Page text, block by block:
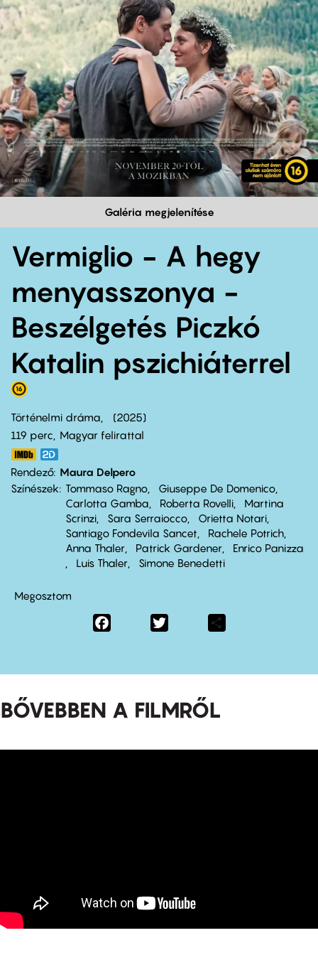
Galéria megjelenítése
Vermiglio - A hegy
menyasszonya -
Beszélgetés Piczkó
Katalin pszichiáterrel
Történelmi dráma
2025
119 perc,
Magyar felirattal
Rendező Maura Delpero
Színészek
Tommaso Ragno
Giuseppe De Domenico
Carlotta Gamba
Roberta Rovelli
Martina
Scrinzi
Sara Serraiocco
Orietta Notari
Santiago Fondevila Sancet
Rachele Potrich
Anna Thaler
Patrick Gardener
Enrico Panizza
Luis Thaler
Simone Benedetti
Megosztom
Facebook
BŐVEBBEN A FILMRŐL